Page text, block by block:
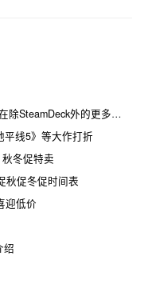
外的更多硬件上使用
平线5》等大作打折
冬促特卖
秋促冬促时间表
迎低价
绍